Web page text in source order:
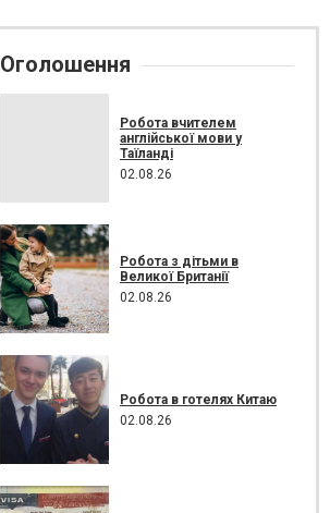
Оголошення
Робота вчителем
англійської мови у
Таїланді
02.08.26
Робота з дітьми в
Великої Британії
02.08.26
Робота в готелях Китаю
02.08.26